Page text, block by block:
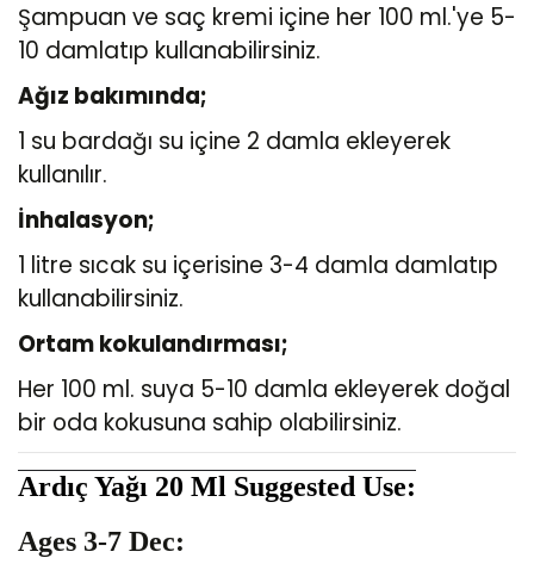
Şampuan ve saç kremi içine her 100 ml.'ye 5-
10 damlatıp kullanabilirsiniz.
Ağız bakımında;
1 su bardağı su içine 2 damla ekleyerek
kullanılır.
İnhalasyon;
1 litre sıcak su içerisine 3-4 damla damlatıp
kullanabilirsiniz.
Ortam kokulandırması;
Her 100 ml. suya 5-10 damla ekleyerek doğal
bir oda kokusuna sahip olabilirsiniz.
Ardıç Yağı 20 Ml Suggested Use:
Ages 3-7 Dec: